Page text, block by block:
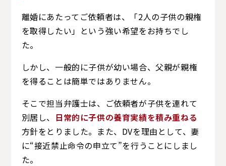
離婚にあたってご依頼者は、「2人の子供の親権
を取得したい」という強い希望をお持ちでし
た。
しかし、一般的に子供が幼い場合、父親が親権
を得ることは簡単ではありません。
そこで担当弁護士は、ご依頼者が子供を連れて
別居し、 日常的に子供の養育実績を積み重ねる
方針をとりました。また、DVを理由として、妻
に“接近禁止命令の申立て”を行うことにしまし
た。